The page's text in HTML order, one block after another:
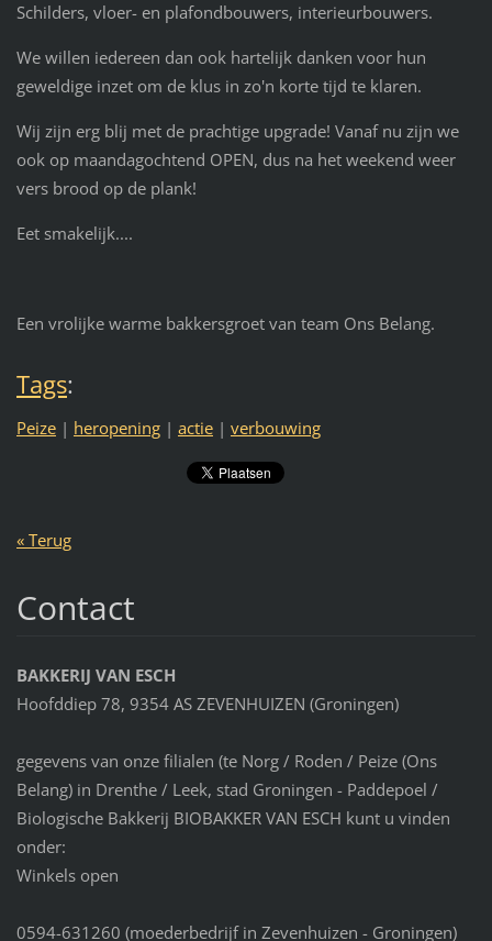
Schilders, vloer- en plafondbouwers, interieurbouwers.
We willen iedereen dan ook hartelijk danken voor hun
geweldige inzet om de klus in zo'n korte tijd te klaren.
Wij zijn erg blij met de prachtige upgrade! Vanaf nu zijn we
ook op maandagochtend OPEN, dus na het weekend weer
vers brood op de plank!
Eet smakelijk....
Een vrolijke warme bakkersgroet van team Ons Belang.
Tags:
Peize | heropening | actie | verbouwing
« Terug
Contact
BAKKERIJ VAN ESCH
Hoofddiep 78, 9354 AS ZEVENHUIZEN (Groningen)
gegevens van onze filialen (te Norg / Roden / Peize (Ons
Belang) in Drenthe / Leek, stad Groningen - Paddepoel /
Biologische Bakkerij BIOBAKKER VAN ESCH kunt u vinden
onder:
Winkels open
0594-631260 (moederbedrijf in Zevenhuizen - Groningen)